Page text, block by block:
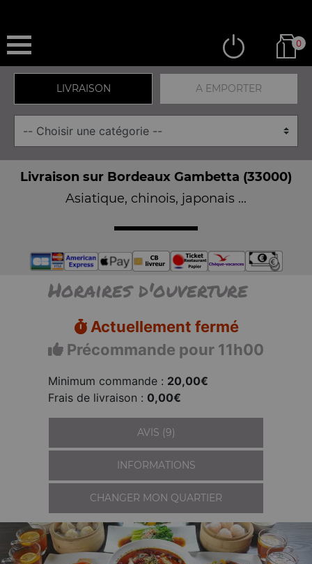
0
LIVRAISON A EMPORTER
Livraison sur Bordeaux Gambetta (33000)
Asiatique, chinois, japonais ...
Horaires d'ouverture
Actuellement fermé
Précommande pour 11h00
Minimum commande : 20,00€
Frais de livraison : 0,00€
AVIS (9)
INFORMATIONS
CHANGER MON QUARTIER